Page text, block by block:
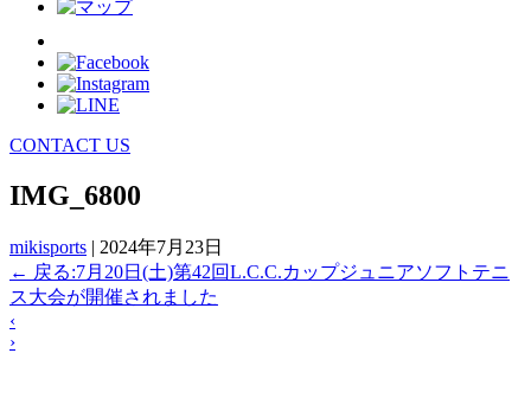
CONTACT US
IMG_6800
mikisports | 2024年7月23日
← 戻る:7月20日(土)第42回L.C.C.カップジュニアソフトテニ
ス大会が開催されました
‹
›